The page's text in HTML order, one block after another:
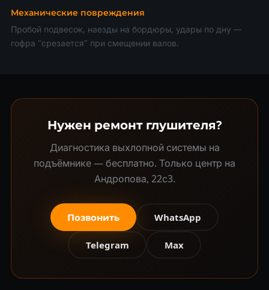
Механические повреждения
Пробой подвесок, наезды на бордюры, удары по дну —
гофра "срезается" при смещении валов.
Нужен ремонт глушителя?
Диагностика выхлопной системы на
подъёмнике — бесплатно. Только центр на
Андропова, 22с3.
Позвонить WhatsApp
Telegram Max